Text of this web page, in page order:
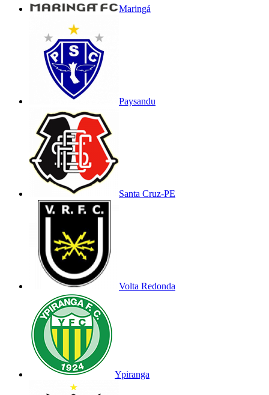
Maringá
Paysandu
Santa Cruz-PE
Volta Redonda
Ypiranga